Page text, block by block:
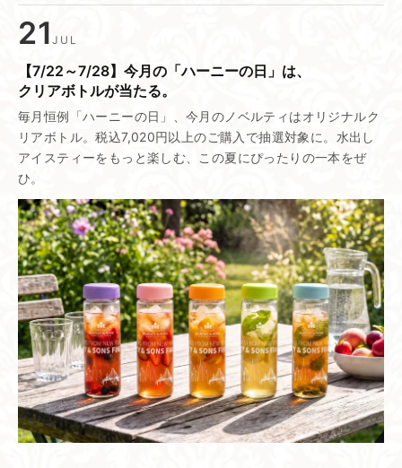
21JUL
【7/22～7/28】​今月の​「ハーニーの​日」は、​
クリアボトルが​当たる。
毎月恒例「ハーニーの日」、今月のノベルティはオリジナルク
リアボトル。税込7,020円以上のご購入で抽選対象に。水出し
アイスティーをもっと楽しむ、この夏にぴったりの一本をぜ
ひ。